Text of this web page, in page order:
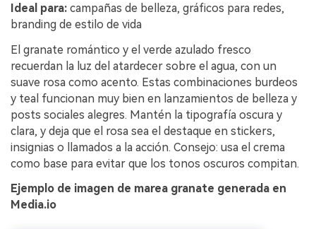
Ideal para: campañas de belleza, gráficos para redes,
branding de estilo de vida
El granate romántico y el verde azulado fresco
recuerdan la luz del atardecer sobre el agua, con un
suave rosa como acento. Estas combinaciones burdeos
y teal funcionan muy bien en lanzamientos de belleza y
posts sociales alegres. Mantén la tipografía oscura y
clara, y deja que el rosa sea el destaque en stickers,
insignias o llamados a la acción. Consejo: usa el crema
como base para evitar que los tonos oscuros compitan.
Ejemplo de imagen de marea granate generada en
Media.io